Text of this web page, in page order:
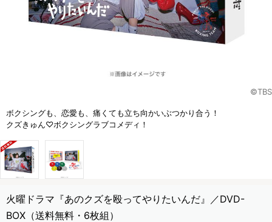
©TBS
ボクシングも、恋愛も、痛くても立ち向かいぶつかり合う！
クズきゅん♡ボクシングラブコメディ！
火曜ドラマ『あのクズを殴ってやりたいんだ』／DVD-
BOX（送料無料・6枚組）